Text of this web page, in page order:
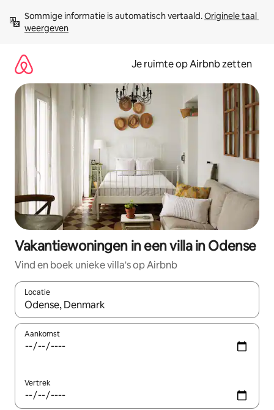
direct
naar
Sommige informatie is automatisch vertaald. Originele taal
weergeven
Je ruimte op Airbnb zetten
Vakantiewoningen in een villa in Odense
Vind en boek unieke villa's op Airbnb
Locatie
Wanneer er suggesties beschikbaar zijn, maak je een keuze
Aankomst
Vertrek